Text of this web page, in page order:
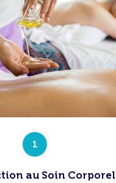
1
au Soin Corporel